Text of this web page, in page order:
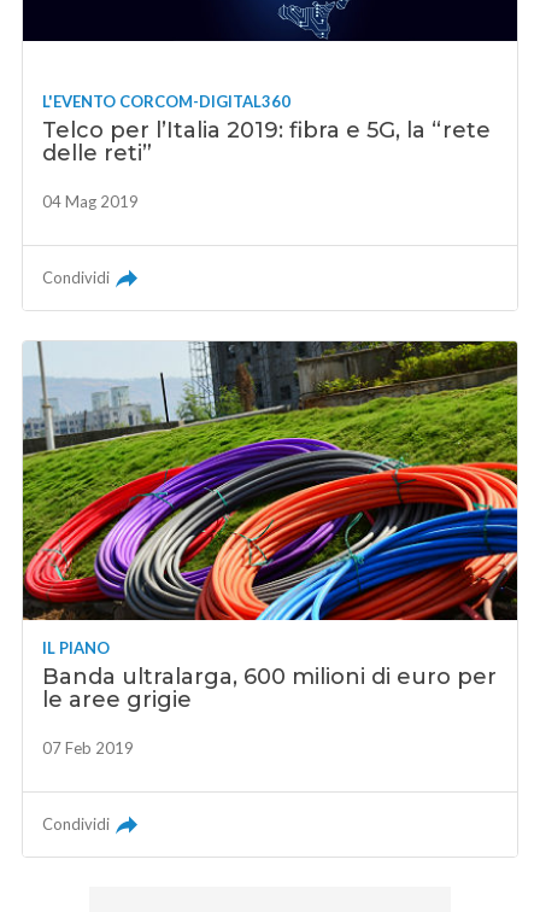
L'EVENTO CORCOM-DIGITAL360
Telco per l’Italia 2019: fibra e 5G, la “rete
delle reti”
04 Mag 2019
Condividi
IL PIANO
Banda ultralarga, 600 milioni di euro per
le aree grigie
07 Feb 2019
Condividi